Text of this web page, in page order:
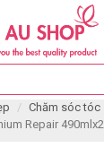
Chăm sóc tóc
Repair 490mlx2